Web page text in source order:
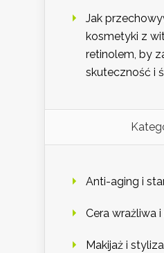
Jak
kosmetyki z
retinolem, by
skuteczność i
Anti-aging i
Cera wrażliwa
Makijaż i